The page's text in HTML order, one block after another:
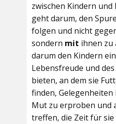
zwischen Kindern und
geht darum, den
folgen und nicht
sondern mit ihnen zu
darum den Kindern
Lebensfreude und
bieten, an dem sie
finden,
Mut zu erproben und
treffen, die Zeit für sie